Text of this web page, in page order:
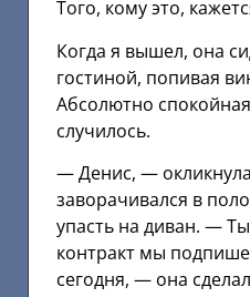
Того, кому это,
Когда я вышел, она
гостиной, попивая
Абсолютно
случилось.
— Денис, —
заворачивался в
упасть на диван. —
контракт мы
сегодня, — она